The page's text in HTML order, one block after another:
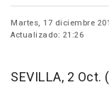
Martes, 17 diciembre
Actualizado: 21:26
SEVILLA, 2 Oct.